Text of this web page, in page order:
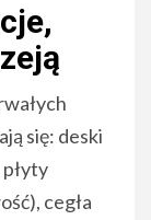
się: deski
cegła